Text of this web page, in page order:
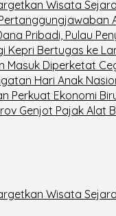
Wisata
Pribadi, Pulau
Kepri Bertugas ke
Masuk Diperketat
Hari Anak
Perkuat Ekonomi
Genjot Pajak Alat
Wisata